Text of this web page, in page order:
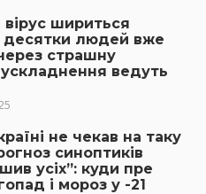
шириться
десятки людей вже
страшну
ускладнення ведуть
не чекав на таку
синоптиків
усіх”: куди пре
і мороз у -21